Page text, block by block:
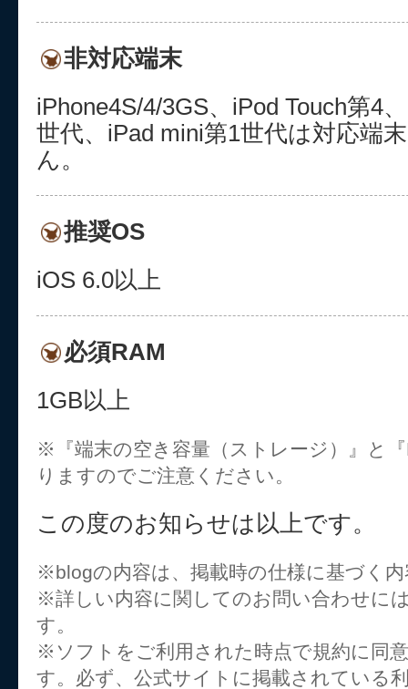
非対応端末
iPhone4S/4/3GS、iPod Touch第4
世代、iPad mini第1世代は対応端
ん。
推奨OS
iOS 6.0以上
必須RAM
1GB以上
※『端末の空き容量（ストレージ）』と
りますのでご注意ください。
この度のお知らせは以上です。
※blogの内容は、掲載時の仕様に基づく
※詳しい内容に関してのお問い合わせに
す。
※ソフトをご利用された時点で規約に同
す。必ず、公式サイトに掲載されている